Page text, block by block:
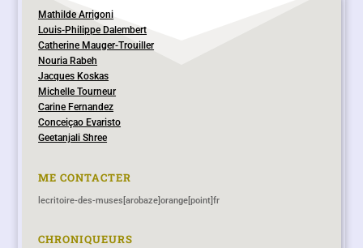
Mathilde Arrigoni
Louis-Philippe Dalembert
Catherine Mauger-Trouiller
Nouria Rabeh
Jacques Koskas
Michelle Tourneur
Carine Fernandez
Conceiçao Evaristo
Geetanjali Shree
ME CONTACTER
lecritoire-des-muses[arobaze]orange[point]fr
CHRONIQUEURS